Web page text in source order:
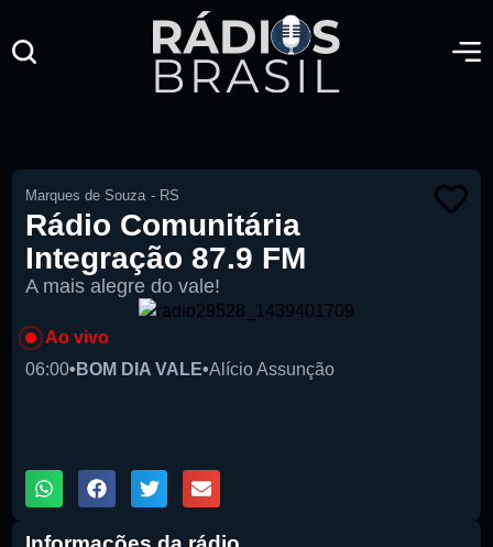
Marques de Souza - RS
Rádio Comunitária
Integração 87.9 FM
A mais alegre do vale!
Ao vivo
06:00• BOM DIA VALE•Alício Assunção